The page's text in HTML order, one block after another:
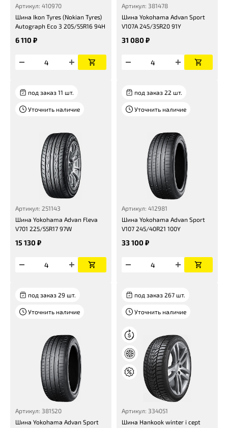
Артикул: 410970
Шина Ikon Tyres (Nokian Tyres)
Autograph Eco 3 205/55R16 94H
6 110 ₽
Артикул: 381478
Шина Yokohama Advan Sport
V107A 245/35R20 91Y
31 080 ₽
под заказ 11 шт.
Уточнить наличие
Артикул: 251143
Шина Yokohama Advan Fleva
V701 225/55R17 97W
15 130 ₽
под заказ 22 шт.
Уточнить наличие
Артикул: 412981
Шина Yokohama Advan Sport
V107 245/40R21 100Y
33 100 ₽
под заказ 29 шт.
Уточнить наличие
Артикул: 381520
Шина Yokohama Advan Sport
под заказ 267 шт.
Уточнить наличие
Артикул: 334051
Шина Hankook winter i cept